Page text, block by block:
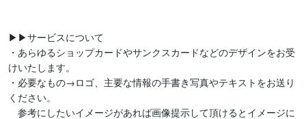
▶▶サービスについて
・あらゆるショップカードやサンクスカードなどのデザインをお受
けいたします。
・必要なもの→ロゴ、主要な情報の手書き写真やテキストをお送り
ください。
参考にしたいイメージがあれば画像提示して頂けるとイメージに